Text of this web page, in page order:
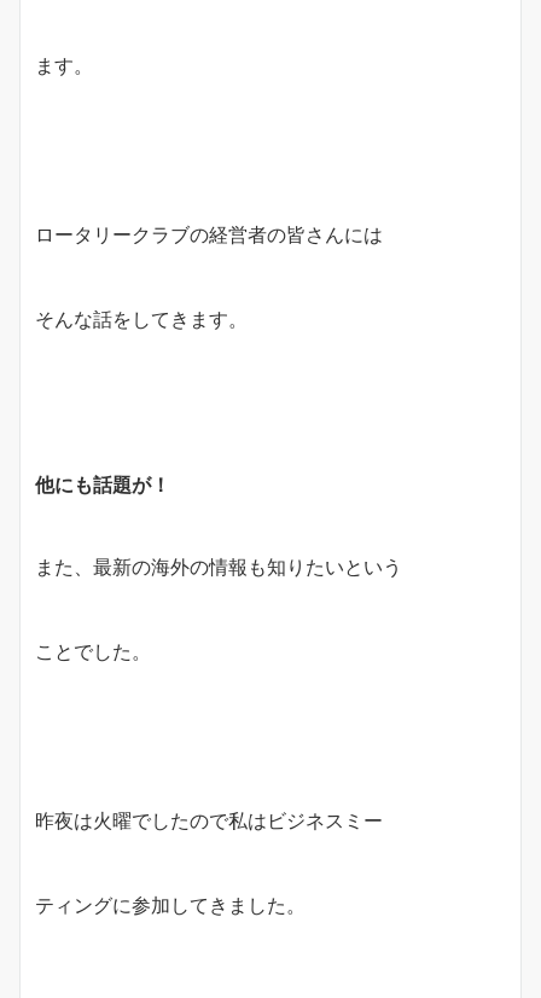
ます。
ロータリークラブの経営者の皆さんには
そんな話をしてきます。
他にも話題が！
また、最新の海外の情報も知りたいという
ことでした。
昨夜は火曜でしたので私はビジネスミー
ティングに参加してきました。